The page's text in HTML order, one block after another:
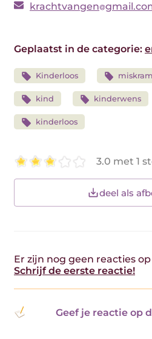
krachtvangen
Geplaatst in de categorie:
Kinderloos
kind kinderwens
kinderloos
3.0 met 1
deel als
Er zijn nog geen reacties
Schrijf de eerste reactie!
Geef je reactie op